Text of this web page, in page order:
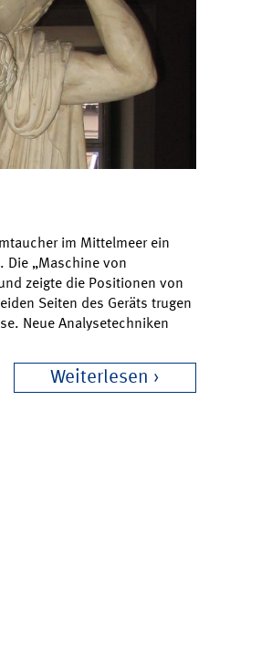
im Mittelmeer ein
Die „Maschine von
zeigte die Positionen von
Seiten des Geräts trugen
Neue Analysetechniken
Weiterlesen